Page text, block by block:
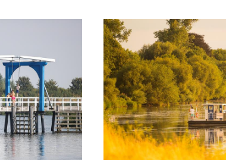
Eindruck von der Route!